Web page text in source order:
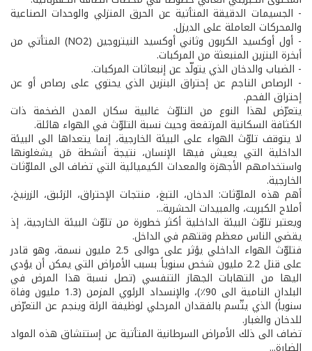
- الجسيمات الدقيقة المتأتية عن الحرق المنزلي والوحدات الصناعية
والمحركات العاملة على الديزل.
- أول أوكسيد الكربون وثاني أوكسيد النيتروجين (NO2) المتأتي من
أبخرة البنزين المنبعثة من المركبات.
- الضباب والدخان الذي يتولّد عن إنبعاثات المركبات.
- الرصاص الناجم عن إحتراق البنزين الذي يحتوي على رصاص أو عن
إحتراق الفحم.
يتعرّض لهذا النوع من التلوّث غالبية سكان المدن الضخمة ذات
الكثافة السكانية المرتفعة وحيث نسبة التلوّث في الهواء هائلة.
لا يتوقف تلوّث الهواء على البيئة الخارجية، إنما يتعداها الى البيئة
الداخلية التي يعيش فيها الإنسان، نتيجة أنشطة مَن يشغلونها
واستخدامهم الأجهزة والمعدات الكيميائية التي تضاف الى الملوّثات
الخارجية.
أهم هذه الملوّثات: الدخان، التبغ، منتجات الإحتراق، الزئبق، الزرنيخ،
أملاح الكبريت، والمبيدات الحشرية...
ويعتبر تلوّث البيئة الداخلية أكثر خطورة من تلوّث البيئة الخارجية، إذ
يقضي الناس معظم وقتهم في الداخل.
فتلوّث الهواء الداخلي يؤثر على حوالى 2.5 مليون نسمة، وهو قادر
على قتل 2.2 مليون شخص سنوياً بسبب الأمراض التي يمكن أن يؤدي
اليها من التهابات الجهاز التنفسي (تصل نسبة هذا المرض في
البلدان النامية الى 90٪)، والإنسداد الرئوي المزمن (1.3 مليون وفاة
سنوياً) الذي يتّسم بالفقدان المرحلي لوظيفة الرئة وينجم عن التعرّض
للدخان والغبار.
تضاف الى ذلك الأمراض السرطانية المتأتية عن إستنشاق هذه المواد